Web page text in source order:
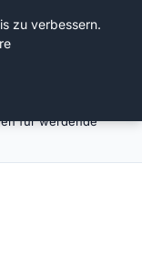
Vorteile und
für werdende
zu verbessern.